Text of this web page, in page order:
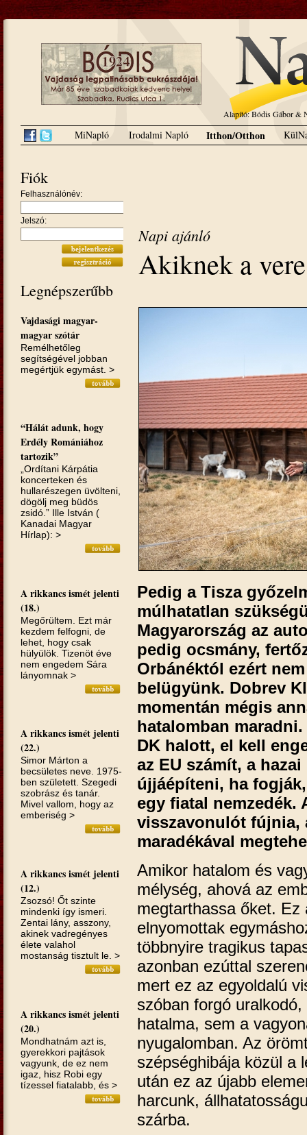
Alapító: Bódis Gábor &
MiNapló Irodalmi Napló Itthon/Otthon
Fiók
Felhasználónév:
Jelszó:
Legnépszerűbb
Vajdasági magyar-
magyar szótár
Remélhetőleg
segítségével jobban
megértjük egymást. >
“Hálát adunk, hogy
Erdély Romániához
tartozik”
„Ordítani Kárpátia
koncerteken és
hullarészegen üvölteni,
dögölj meg büdös
zsidó.” Ille István (
Kanadai Magyar
Hírlap): >
A rikkancs ismét jelenti
(18.)
Megőrültem. Ezt már
kezdem felfogni, de
lehet, hogy csak
hülyülök. Tizenöt éve
nem engedem Sára
lányomnak >
A rikkancs ismét jelenti
(22.)
Simor Márton a
becsületes neve. 1975-
ben született. Szegedi
szobrász és tanár.
Mivel vallom, hogy az
emberiség >
A rikkancs ismét jelenti
(12.)
Zsozsó! Őt szinte
mindenki így ismeri.
Zentai lány, asszony,
akinek vadregényes
élete valahol
mostanság tisztult le. >
A rikkancs ismét jelenti
(20.)
Mondhatnám azt is,
gyerekkori pajtások
vagyunk, de ez nem
igaz, hisz Robi egy
tízessel fiatalabb, és >
Napi ajánló
Akiknek a
Pedig a Tisza
múlhatatlan
Magyarország az
pedig ocsmány,
Orbánéktól ezért
belügyünk. Dobrev
momentán mégis
hatalomban
DK halott, el kell
az EU számít, a
újjáépíteni, ha
egy fiatal nemzedék.
visszavonulót fújnia,
maradékával
Amikor hatalom és
mélység, ahová az
megtarthassa őket. Ez
elnyomottak
többnyire tragikus
azonban ezúttal
mert ez az egyoldalú
szóban forgó
hatalma, sem a
nyugalomban. Az
szépséghibája közül a
után ez az újabb
harcunk,
szárba.